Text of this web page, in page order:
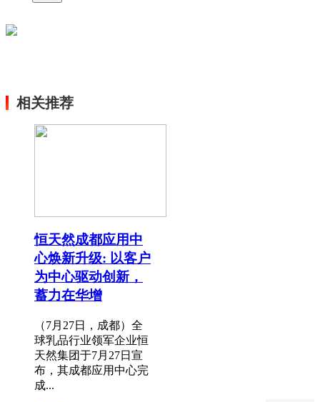
相关推荐
恒天然成都应用中
心焕新升级: 以客户
为中心驱动创新，
蓄力在华增
（7月27日，成都）全
球乳品行业领军企业恒
天然集团于7月27日宣
布，其成都应用中心完
成...